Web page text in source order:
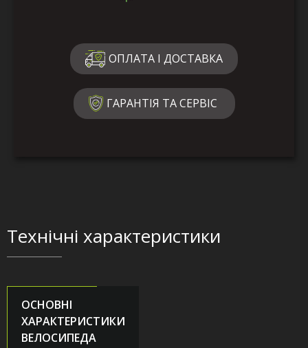
ОПЛАТА І ДОСТАВКА
ГАРАНТІЯ ТА СЕРВІС
Технічні характеристики
ОСНОВНІ
ХАРАКТЕРИСТИКИ
ВЕЛОСИПЕДА